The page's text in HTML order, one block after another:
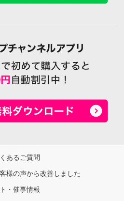
あるご質問
様の声から改善しました
・催事情報